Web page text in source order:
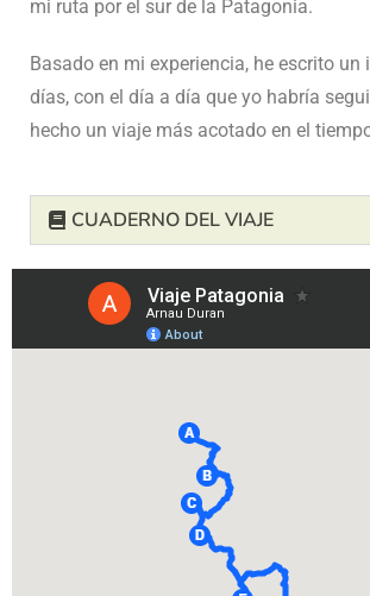
mi ruta por el sur de la Patagonia.
Basado en mi experiencia, he escrito un
días, con el día a día que yo habría
hecho un viaje más acotado en el
CUADERNO DEL VIAJE